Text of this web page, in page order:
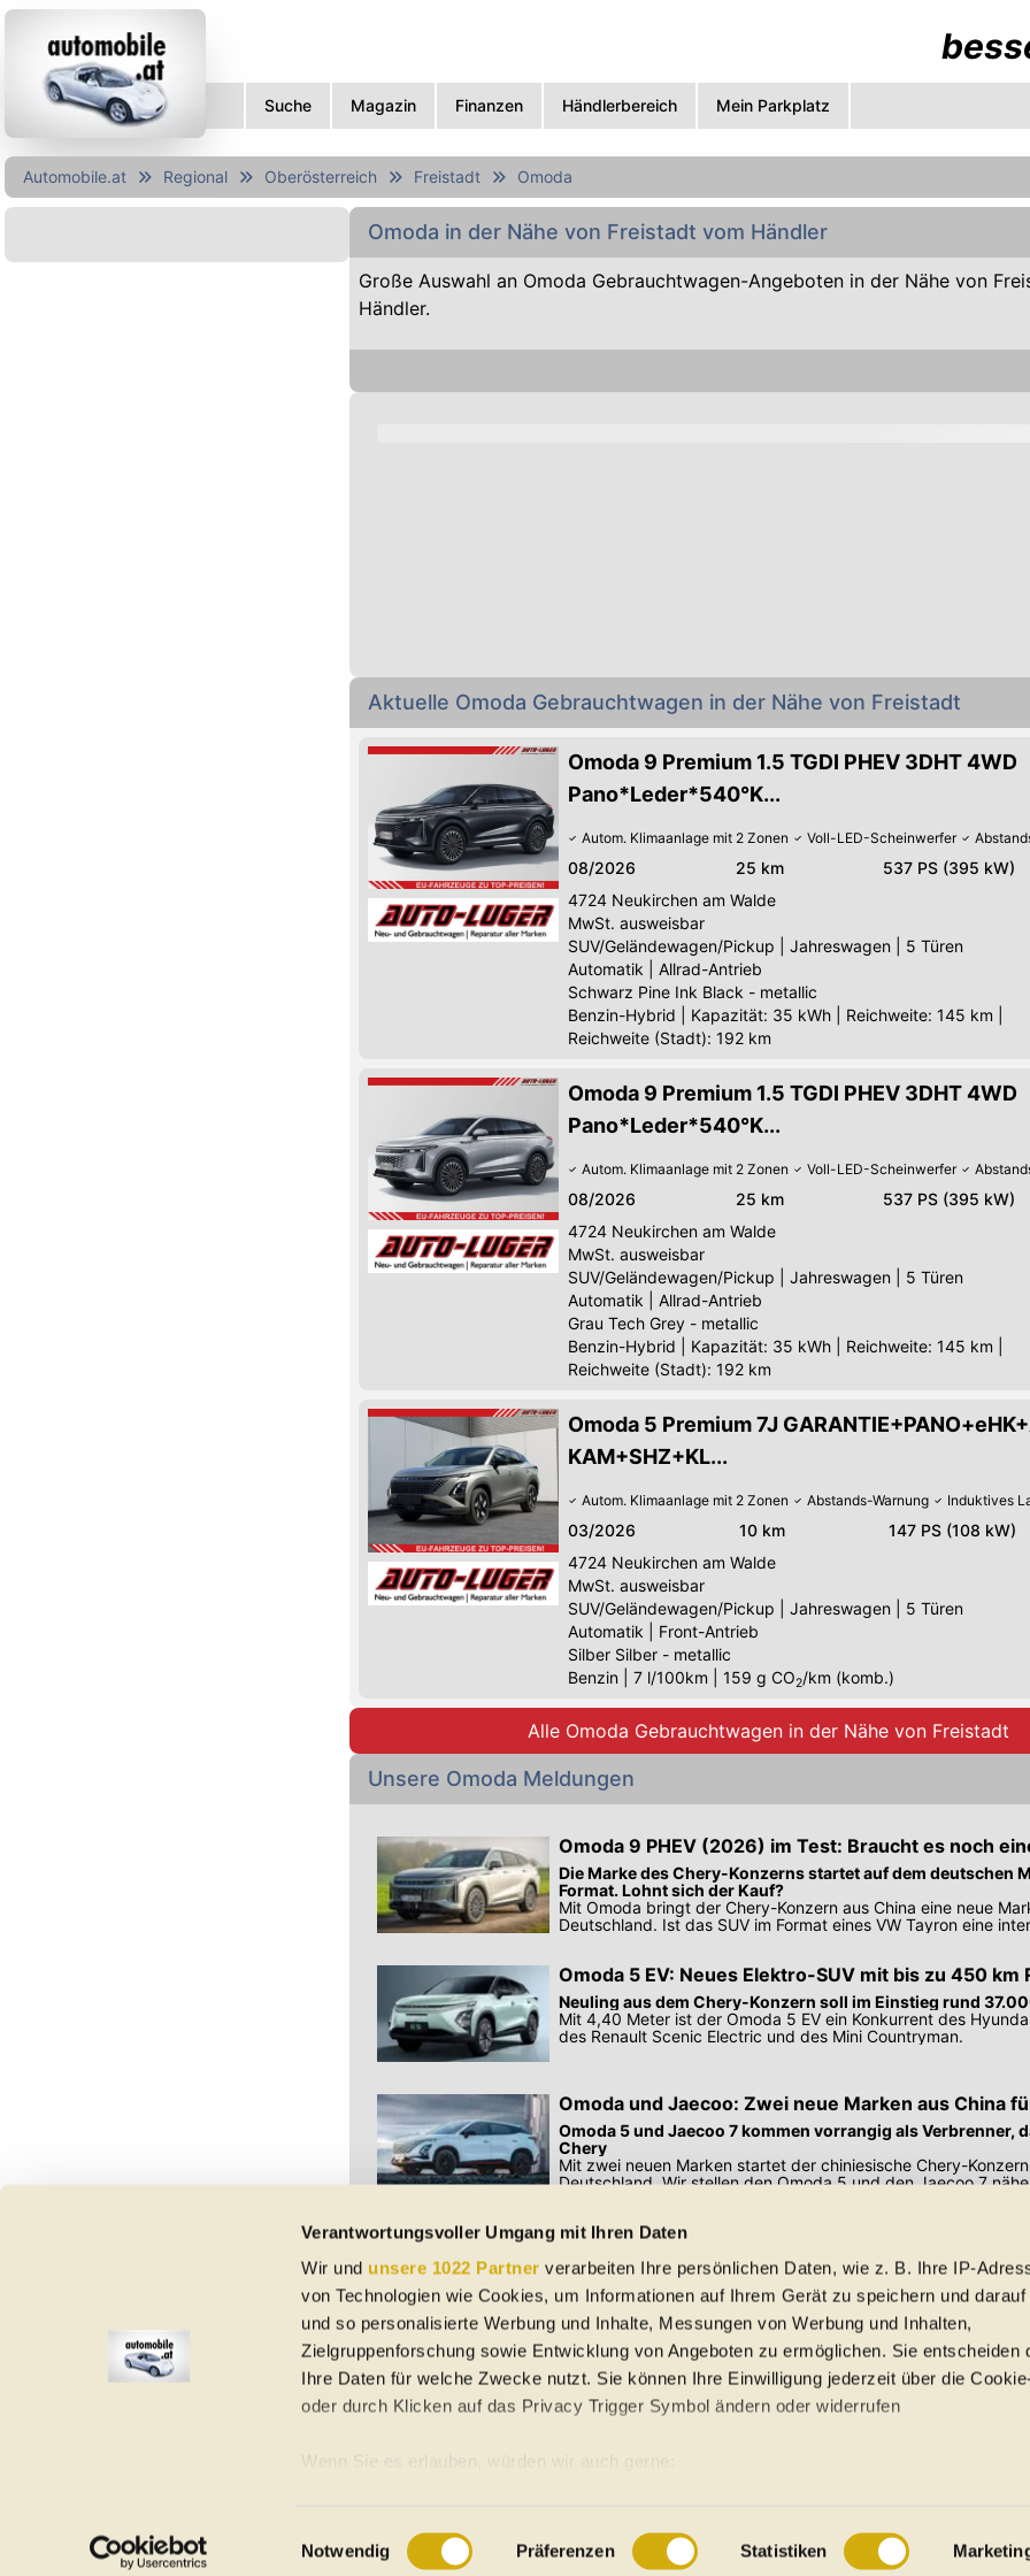
Verantwortungsvoller Umgang mit Ihren Daten
Wir und unsere 1022 Partner verarbeiten Ihre persönlichen Daten, wie z. B. Ihre IP-
von Technologien wie Cookies, um Informationen auf Ihrem Gerät zu speichern und
und so personalisierte Werbung und Inhalte, Messungen von Werbung und Inhalten,
Zielgruppenforschung sowie Entwicklung von Angeboten zu ermöglichen. Sie entscheiden
Ihre Daten für welche Zwecke nutzt. Sie können Ihre Einwilligung jederzeit über die
oder durch Klicken auf das Privacy Trigger Symbol ändern oder widerrufen
Wenn Sie es erlauben, würden wir auch gerne:
Erfahren Sie mehr darüber, wie Ihre persönlichen Daten verarbeitet werden, und legen Sie
Einwilligungsauswahl
Notwendig Präferenzen Statistiken
Suche Magazin Finanzen Händlerbereich Mein Parkplatz
Automobile.at Regional Oberösterreich Freistadt Omoda
Omoda in der Nähe von Freistadt vom Händler
Große Auswahl an Omoda Gebrauchtwagen-Angeboten in der Nähe von
Händler.
Aktuelle Omoda Gebrauchtwagen in der Nähe von Freistadt
Omoda 9 Premium 1.5 TGDI PHEV 3DHT 4WD
Pano*Leder*540°K...
Autom. Klimaanlage mit 2 Zonen Voll-LED-Scheinwerfer
08/2026 25 km 537 PS (395 kW)
4724 Neukirchen am Walde
MwSt. ausweisbar
SUV/Geländewagen/Pickup
Jahreswagen
5 Türen
Automatik
Allrad-Antrieb
Schwarz Pine Ink Black - metallic
Benzin-Hybrid
Kapazität: 35 kWh | Reichweite: 145 km |
Reichweite (Stadt): 192 km
Omoda 9 Premium 1.5 TGDI PHEV 3DHT 4WD
Pano*Leder*540°K...
Autom. Klimaanlage mit 2 Zonen Voll-LED-Scheinwerfer
08/2026 25 km 537 PS (395 kW)
4724 Neukirchen am Walde
MwSt. ausweisbar
SUV/Geländewagen/Pickup
Jahreswagen
5 Türen
Automatik
Allrad-Antrieb
Grau Tech Grey - metallic
Benzin-Hybrid
Kapazität: 35 kWh | Reichweite: 145 km |
Reichweite (Stadt): 192 km
Omoda 5 Premium 7J
KAM+SHZ+KL...
Autom. Klimaanlage mit 2 Zonen Abstands-Warnung Induktives
03/2026 10 km 147 PS (108 kW)
4724 Neukirchen am Walde
MwSt. ausweisbar
SUV/Geländewagen/Pickup
Jahreswagen
5 Türen
Automatik
Front-Antrieb
Silber Silber - metallic
Benzin
7 l/100km 159 g CO2/km (komb.)
Alle Omoda Gebrauchtwagen in der Nähe von Freistadt
Unsere Omoda Meldungen
Omoda 9 PHEV (2026) im Test: Braucht es noch
Die Marke des Chery-Konzerns startet auf dem deutschen
Format. Lohnt sich der Kauf?
Mit Omoda bringt der Chery-Konzern aus China eine neue
Deutschland. Ist das SUV im Format eines VW Tayron eine
Omoda 5 EV: Neues Elektro-SUV mit bis zu 450 km
Neuling aus dem Chery-Konzern soll im Einstieg rund
Mit 4,40 Meter ist der Omoda 5 EV ein Konkurrent des
des Renault Scenic Electric und des Mini Countryman.
Omoda und Jaecoo: Zwei neue Marken aus China
Omoda 5 und Jaecoo 7 kommen vorrangig als Verbrenner,
Chery
Mit zwei neuen Marken startet der chiniesische Chery-
Deutschland. Wir stellen den Omoda 5 und den Jaecoo 7
Preisangaben in den Meldungen gelten für Deutschland. Quelle: Auto-News
Vorbehaltlich Irrtümer, Schreibfehler und Zwischenverkauf. Hinweis: Technische Daten,
etc. beziehen sich auf EU-Normen sowie auf Neuwagen. automobile.at übernimmt entsprechend
Nutzungsbedingungen keine Gewähr für die Richtigkeit der Angaben.
automobile.at